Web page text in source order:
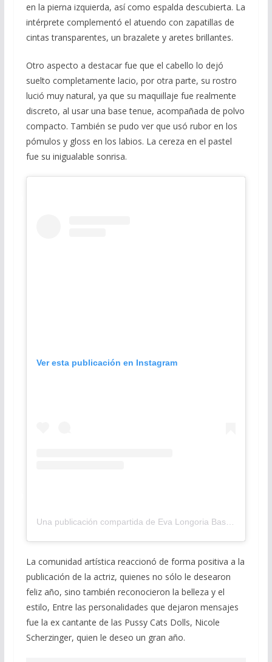
en la pierna izquierda, así como espalda descubierta. La
intérprete complementó el atuendo con zapatillas de
cintas transparentes, un brazalete y aretes brillantes.
Otro aspecto a destacar fue que el cabello lo dejó
suelto completamente lacio, por otra parte, su rostro
lució muy natural, ya que su maquillaje fue realmente
discreto, al usar una base tenue, acompañada de polvo
compacto. También se pudo ver que usó rubor en los
pómulos y gloss en los labios. La cereza en el pastel
fue su inigualable sonrisa.
Ver esta publicación en Instagram
Una publicación compartida de Eva Longoria Baston (@evalongoria)
La comunidad artística reaccionó de forma positiva a la
publicación de la actriz, quienes no sólo le desearon
feliz año, sino también reconocieron la belleza y el
estilo, Entre las personalidades que dejaron mensajes
fue la ex cantante de las Pussy Cats Dolls, Nicole
Scherzinger, quien le deseo un gran año.